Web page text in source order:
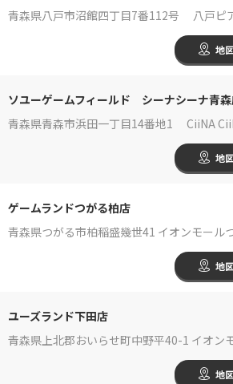
青森県八戸市沼館四丁目7番112号 八戸ピ
地
ソユーゲームフィールド シーナシーナ青
青森県青森市浜田一丁目14番地1 CiiNA
地
ゲームランドつがる柏店
青森県つがる市柏稲盛幾世41 イオンモール
地
ユーズランド下田店
青森県上北郡おいらせ町中野平40-1 イオン
地